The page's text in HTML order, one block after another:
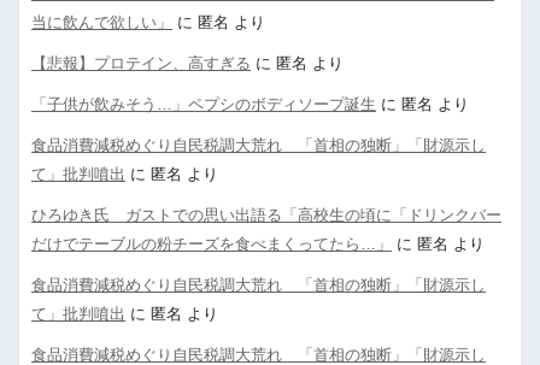
当に飲んで欲しい」
に 匿名 より
【悲報】プロテイン、高すぎる に 匿名 より
「子供が飲みそう…」ペプシのボディソープ誕生 に 匿名 より
食品消費減税めぐり自民税調大荒れ 「首相の独断」「財源示し
て」批判噴出 に 匿名 より
ひろゆき氏 ガストでの思い出語る「高校生の頃に「ドリンクバー
だけでテーブルの粉チーズを食べまくってたら…」
に 匿名 より
食品消費減税めぐり自民税調大荒れ 「首相の独断」「財源示し
て」批判噴出 に 匿名 より
食品消費減税めぐり自民税調大荒れ 「首相の独断」「財源示し